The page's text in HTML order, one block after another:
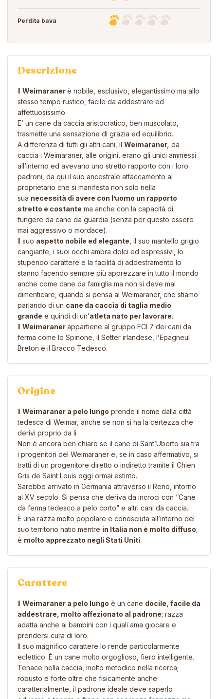
Perdita bava
Descrizione
Il Weimaranerè nobile, esclusivo, elegantissimo ma allo
stesso tempo rustico, facile da addestrare ed
affettuosissimo.
E’ un cane da caccia aristocratico, ben muscolato,
trasmette una sensazione di grazia ed equilibrio.
A differenza di tutti gli altri cani, il Weimaraner, da
caccia i Weimaraner, alle origini, erano gli unici ammessi
all’interno ed avevano uno stretto rapporto con i loro
padroni, da qui il suo ancestrale attaccamento al
proprietario che si manifesta non solo nella
sua necessità di avere con l’uomo un rapporto
stretto e costante ma anche con la capacità di
fungere da cane da guardia (senza per questo essere
mai aggressivo o mordace).
Il suo aspetto nobile ed elegante , il suo mantello grigio
cangiante, i suoi occhi ambra dolci ed espressivi, lo
stupendo carattere e la facilità di addestramento lo
stanno facendo sempre più apprezzare in tutto il mondo
anche come cane da famiglia ma non si deve mai
dimenticare, quando si pensa al Weimaraner, che stiamo
parlando di un cane da caccia di taglia medio
grande e quindi di un’atleta nato per lavorare.
Il Weimaranerappartiene al gruppo FCI 7 dei cani da
ferma come lo Spinone , il Setter irlandese , l’Epagneul
Breton e il Bracco Tedesco.
Origine
Il Weimaraner a pelo lungo prende il nome dalla città
tedesca di Weimar, anche se non si ha la certezza che
derivi proprio da lì.
Non è ancora ben chiaro se il cane di Sant’Uberto sia tra
i progenitori del Weimaraner e, se in caso affermativo, si
tratti di un progenitore diretto o indiretto tramite il Chien
Gris de Saint Louis oggi ormai estinto.
Sarebbe arrivato in Germania attraverso il Reno, intorno
al XV secolo. Si pensa che deriva da incroci con “Cane
da ferma tedesco a pelo corto” e altri cani da caccia.
È una razza molto popolare e conosciuta all’interno del
suo territorio natio mentre in Italia non è molto diffuso;
è molto apprezzato negli Stati Uniti.
Carattere
Il Weimaraner a pelo lungo è un cane docile, facile da
addestrare, molto affezionato al padrone; razza
adatta anche ai bambini con i quali ama giocare e
prendersi cura di loro.
Il suo magnifico carattere lo rende particolarmente
eclettico. È un cane molto orgoglioso, fiero intelligente.
Tenace nella caccia, molto metodico nella ricerca;
robusto e forte oltre che fisicamente anche
caratterialmente, il padrone ideale deve saperlo